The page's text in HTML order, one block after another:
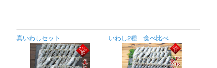
真いわしセット いわし2種 食べ比べ